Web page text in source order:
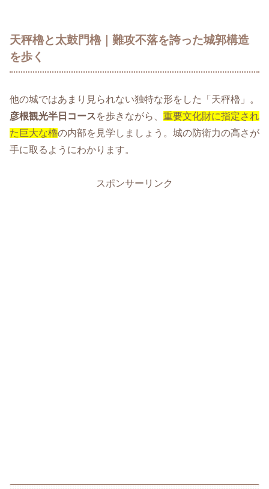
天秤櫓と太鼓門櫓｜難攻不落を誇った城郭構造
を歩く
他の城ではあまり見られない独特な形をした「天秤櫓」。
彦根観光半日コースを歩きながら、 重要文化財に指定され
た巨大な櫓の内部を見学しましょう。城の防衛力の高さが
手に取るようにわかります。
スポンサーリンク